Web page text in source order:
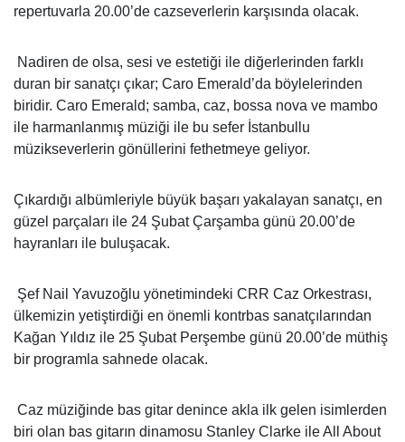
repertuvarla 20.00’de cazseverlerin karşısında olacak.
Nadiren de olsa, sesi ve estetiği ile diğerlerinden farklı
duran bir sanatçı çıkar; Caro Emerald’da böylelerinden
biridir. Caro Emerald; samba, caz, bossa nova ve mambo
ile harmanlanmış müziği ile bu sefer İstanbullu
müzikseverlerin gönüllerini fethetmeye geliyor.
Çıkardığı albümleriyle büyük başarı yakalayan sanatçı, en
güzel parçaları ile 24 Şubat Çarşamba günü 20.00’de
hayranları ile buluşacak.
Şef Nail Yavuzoğlu yönetimindeki CRR Caz Orkestrası,
ülkemizin yetiştirdiği en önemli kontrbas sanatçılarından
Kağan Yıldız ile 25 Şubat Perşembe günü 20.00’de müthiş
bir programla sahnede olacak.
Caz müziğinde bas gitar denince akla ilk gelen isimlerden
biri olan bas gitarın dinamosu Stanley Clarke ile All About